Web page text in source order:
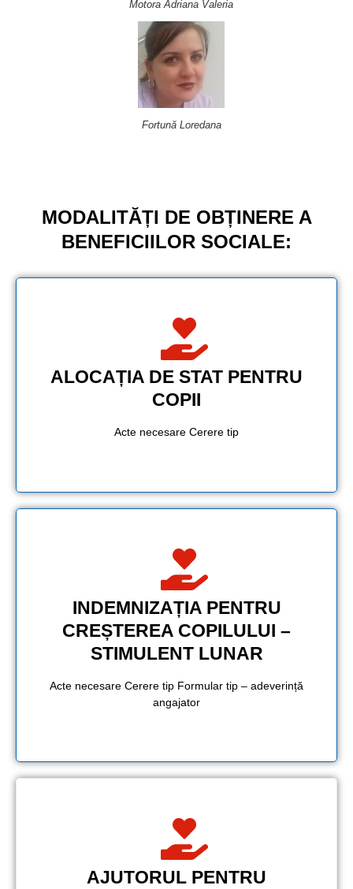
Motora Adriana Valeria
Fortună Loredana
MODALITĂȚI DE OBȚINERE A
BENEFICIILOR SOCIALE:
ALOCAȚIA DE STAT PENTRU
COPII
Acte necesare Cerere tip
INDEMNIZAȚIA PENTRU
CREȘTEREA COPILULUI –
STIMULENT LUNAR
Acte necesare Cerere tip Formular tip – adeverință
angajator
AJUTORUL PENTRU